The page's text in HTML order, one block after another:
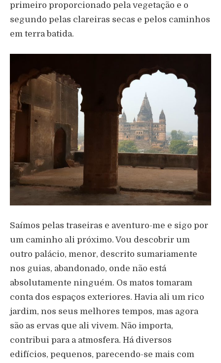
primeiro proporcionado pela vegetação e o
segundo pelas clareiras secas e pelos caminhos
em terra batida.
Saímos pelas traseiras e aventuro-me e sigo por
um caminho ali próximo. Vou descobrir um
outro palácio, menor, descrito sumariamente
nos guias, abandonado, onde não está
absolutamente ninguém. Os matos tomaram
conta dos espaços exteriores. Havia ali um rico
jardim, nos seus melhores tempos, mas agora
são as ervas que ali vivem. Não importa,
contribui para a atmosfera. Há diversos
edifícios, pequenos, parecendo-se mais com